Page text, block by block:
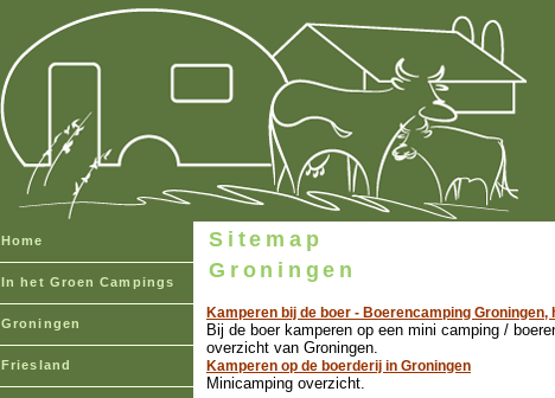
Home
In het Groen Campings
Groningen
Friesland
Sitemap
Groningen
Kamperen bij de boer - Boerencamping
Bij de boer kamperen op een mini camping /
overzicht van Groningen.
Kamperen op de boerderij in Groningen
Minicamping overzicht.